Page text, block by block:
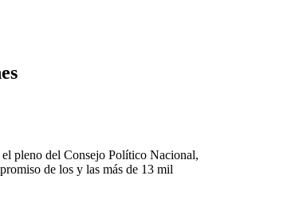
pleno del Consejo Político Nacional,
de los y las más de 13 mil